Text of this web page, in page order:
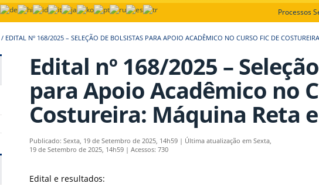
Processos
/ EDITAL Nº 168/2025 – SELEÇÃO DE BOLSISTAS PARA APOIO ACADÊMICO NO CURSO FIC DE
Edital nº 168/2025 –
para Apoio Acadêmico no
Costureira: Máquina Reta
Publicado: Sexta, 19 de Setembro de 2025, 14h59 | Última atualização em Sexta,
19 de Setembro de 2025, 14h59 | Acessos: 730
Edital e resultados: